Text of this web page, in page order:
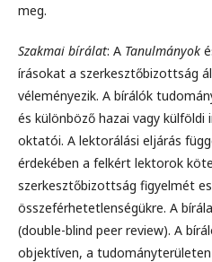
meg.
Szakmai bírálat: A Tanulmányok
írásokat a szerkesztőbizottság
véleményezik. A bírálók
és különböző hazai vagy
oktatói. A lektorálási eljárás
érdekében a felkért lektorok
szerkesztőbizottság figyelmét
összeférhetetlenségükre. A
(double-blind peer review). A
objektíven, a